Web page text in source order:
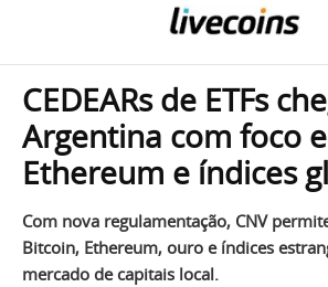
CEDEARs de ETFs
Argentina com foco
Ethereum e índices
Com nova regulamentação, CNV
Bitcoin, Ethereum, ouro e índices
mercado de capitais local.